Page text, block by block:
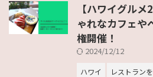
【ハワイグル
ゃれなカフェや
権開催！
2024/12/12
ハワイ レストラン